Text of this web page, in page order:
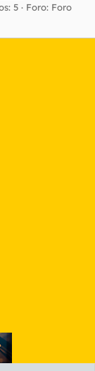
5 Foro: Foro